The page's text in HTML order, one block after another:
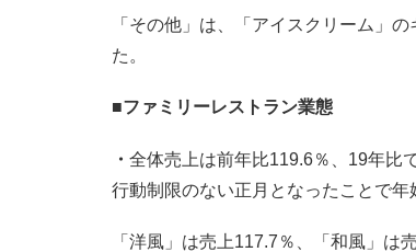
「その他」は、「アイスクリーム」
た。
■ファミリーレストラン業態
・ 全体売上は前年比119.6％、19年比
行動制限のない正月となったことで年
「洋風」は売上117.7％、「和風」は